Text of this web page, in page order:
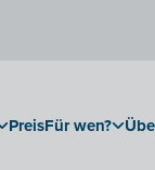
PreisFür wen?